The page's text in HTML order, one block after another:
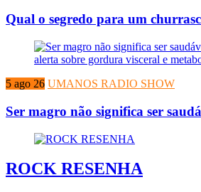
Qual o segredo para um
5 ago 26 UMANOS RADIO SHOW
Ser magro não significa ser
ROCK RESENHA